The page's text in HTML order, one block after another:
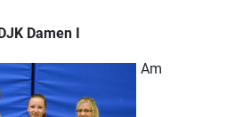
Damen I
Am